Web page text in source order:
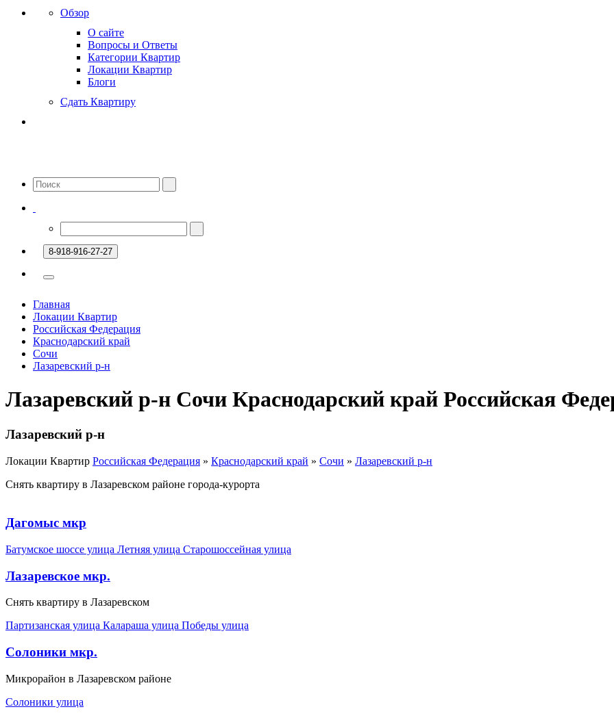
Обзор
О сайте
Вопросы и Ответы
Категории Квартир
Локации Квартир
Блоги
Сдать Квартиру
8-918-916-27-27
Главная
Локации Квартир
Российская Федерация
Краснодарский край
Сочи
Лазаревский р-н
Лазаревский р-н Сочи Краснодарский край Российская
Лазаревский р-н
Локации Квартир Российская Федерация » Краснодарский край » Сочи » Лазаревский р-н
Снять квартиру в Лазаревском районе города-курорта
Дагомыс мкр
Батумское шоссе улица Летняя улица Старошоссейная улица
Лазаревское мкр.
Снять квартиру в Лазаревском
Партизанская улица Калараша улица Победы улица
Солоники мкр.
Микрорайон в Лазаревском районе
Солоники улица